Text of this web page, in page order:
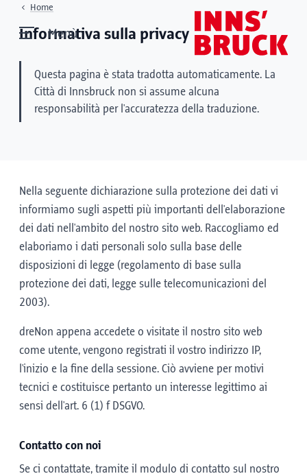
Menù
Home
Informativa sulla privacy
Questa pagina è stata tradotta automaticamente. La
Città di Innsbruck non si assume alcuna
responsabilità per l'accuratezza della traduzione.
Nella seguente dichiarazione sulla protezione dei dati vi
informiamo sugli aspetti più importanti dell'elaborazione
dei dati nell'ambito del nostro sito web. Raccogliamo ed
elaboriamo i dati personali solo sulla base delle
disposizioni di legge (regolamento di base sulla
protezione dei dati, legge sulle telecomunicazioni del
2003).
dreNon appena accedete o visitate il nostro sito web
come utente, vengono registrati il vostro indirizzo IP,
l'inizio e la fine della sessione. Ciò avviene per motivi
tecnici e costituisce pertanto un interesse legittimo ai
sensi dell'art. 6 (1) f DSGVO.
Contatto con noi
Se ci contattate, tramite il modulo di contatto sul nostro